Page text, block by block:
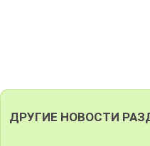
ДРУГИЕ НОВОСТИ